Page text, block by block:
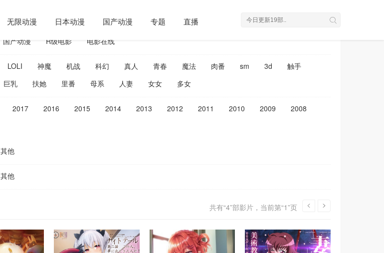
无限动漫 日本动漫 国产动漫 专题 直播 重置条件
国产动漫 R级电影 电影在线
LOLI 神魔 机战 科幻 真人 青春 魔法 肉番 sm 3d
触手
巨乳 扶她 里番 母系 人妻 女女 多女
2017 2016 2015 2014 2013 2012 2011 2010 2009
2008
其他
其他
共有“4”部影片，当前第“1”页